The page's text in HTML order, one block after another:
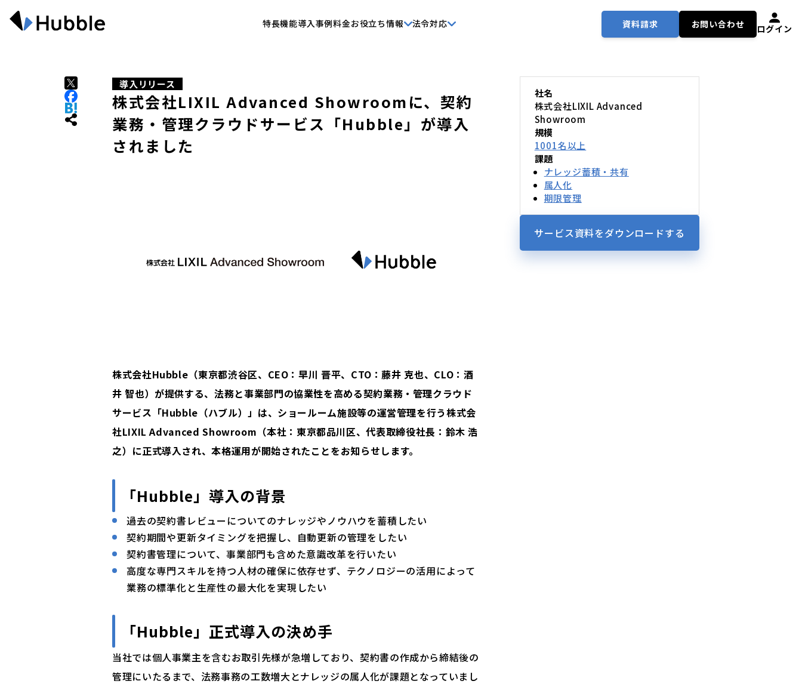
特長機能導入事例料金お役立ち情報 法令対応 資料請求 お問い合わせ ログイン
導入リリース
株式会社LIXIL Advanced Showroomに、契約
業務・管理クラウドサービス「Hubble」が導入
されました
株式会社Hubble（東京都渋谷区、CEO：早川 晋平、CTO：藤井 克也、CLO：酒
井 智也）が提供する、法務と事業部門の協業性を高める契約業務・管理クラウド
サービス「Hubble（ハブル）」は、ショールーム施設等の運営管理を行う株式会
社LIXIL Advanced Showroom（本社：東京都品川区、代表取締役社長：鈴木 浩
之）に正式導入され、本格運用が開始されたことをお知らせします。
「Hubble」導入の背景
過去の契約書レビューについてのナレッジやノウハウを蓄積したい
契約期間や更新タイミングを把握し、自動更新の管理をしたい
契約書管理について、事業部門も含めた意識改革を行いたい
高度な専門スキルを持つ人材の確保に依存せず、テクノロジーの活用によって
業務の標準化と生産性の最大化を実現したい
「Hubble」正式導入の決め手
当社では個人事業主を含むお取引先様が急増しており、契約書の作成から締結後の
管理にいたるまで、法務事務の工数増大とナレッジの属人化が課題となっていまし
社名
株式会社LIXIL Advanced
Showroom
規模
1001名以上
課題
ナレッジ蓄積・共有
属人化
期限管理
サービス資料をダウンロードする